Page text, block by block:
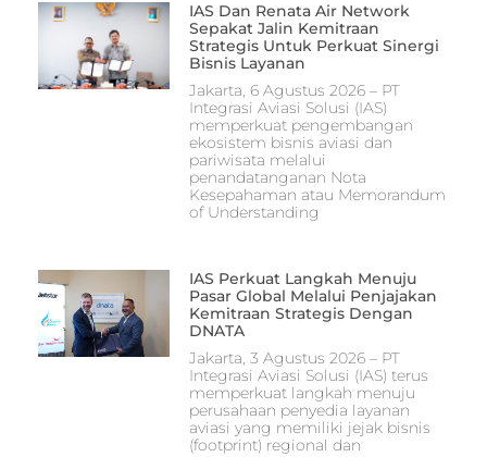
IAS Dan Renata Air Network
Sepakat Jalin Kemitraan
Strategis Untuk Perkuat Sinergi
Bisnis Layanan
Jakarta, 6 Agustus 2026 – PT
Integrasi Aviasi Solusi (IAS)
memperkuat pengembangan
ekosistem bisnis aviasi dan
pariwisata melalui
penandatanganan Nota
Kesepahaman atau Memorandum
of Understanding
IAS Perkuat Langkah Menuju
Pasar Global Melalui Penjajakan
Kemitraan Strategis Dengan
DNATA
Jakarta, 3 Agustus 2026 – PT
Integrasi Aviasi Solusi (IAS) terus
memperkuat langkah menuju
perusahaan penyedia layanan
aviasi yang memiliki jejak bisnis
(footprint) regional dan